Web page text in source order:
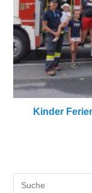
Kinder